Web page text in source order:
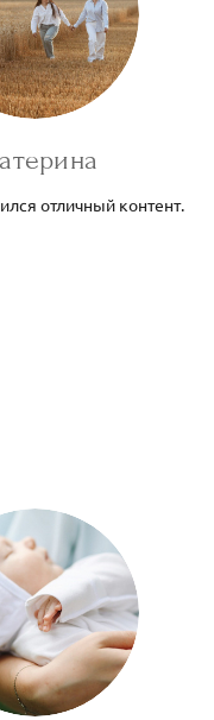
отличный контент.